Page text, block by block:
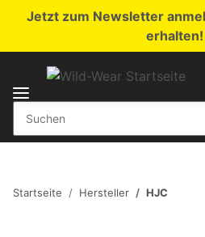
Jetzt zum Newsletter
erhalten!
Startseite Hersteller HJC